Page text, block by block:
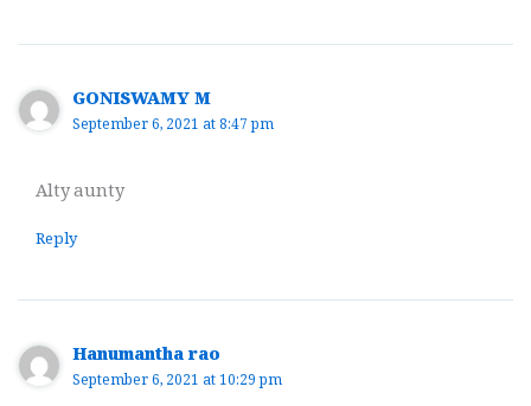
GONISWAMY M
September 6, 2021 at 8:47 pm
Alty aunty
Reply
Hanumantha rao
September 6, 2021 at 10:29 pm